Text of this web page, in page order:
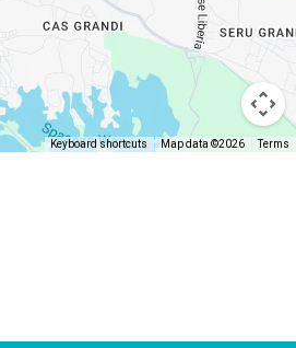
Keyboard shortcuts Map data ©2026 Terms